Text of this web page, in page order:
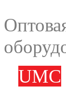
UMC